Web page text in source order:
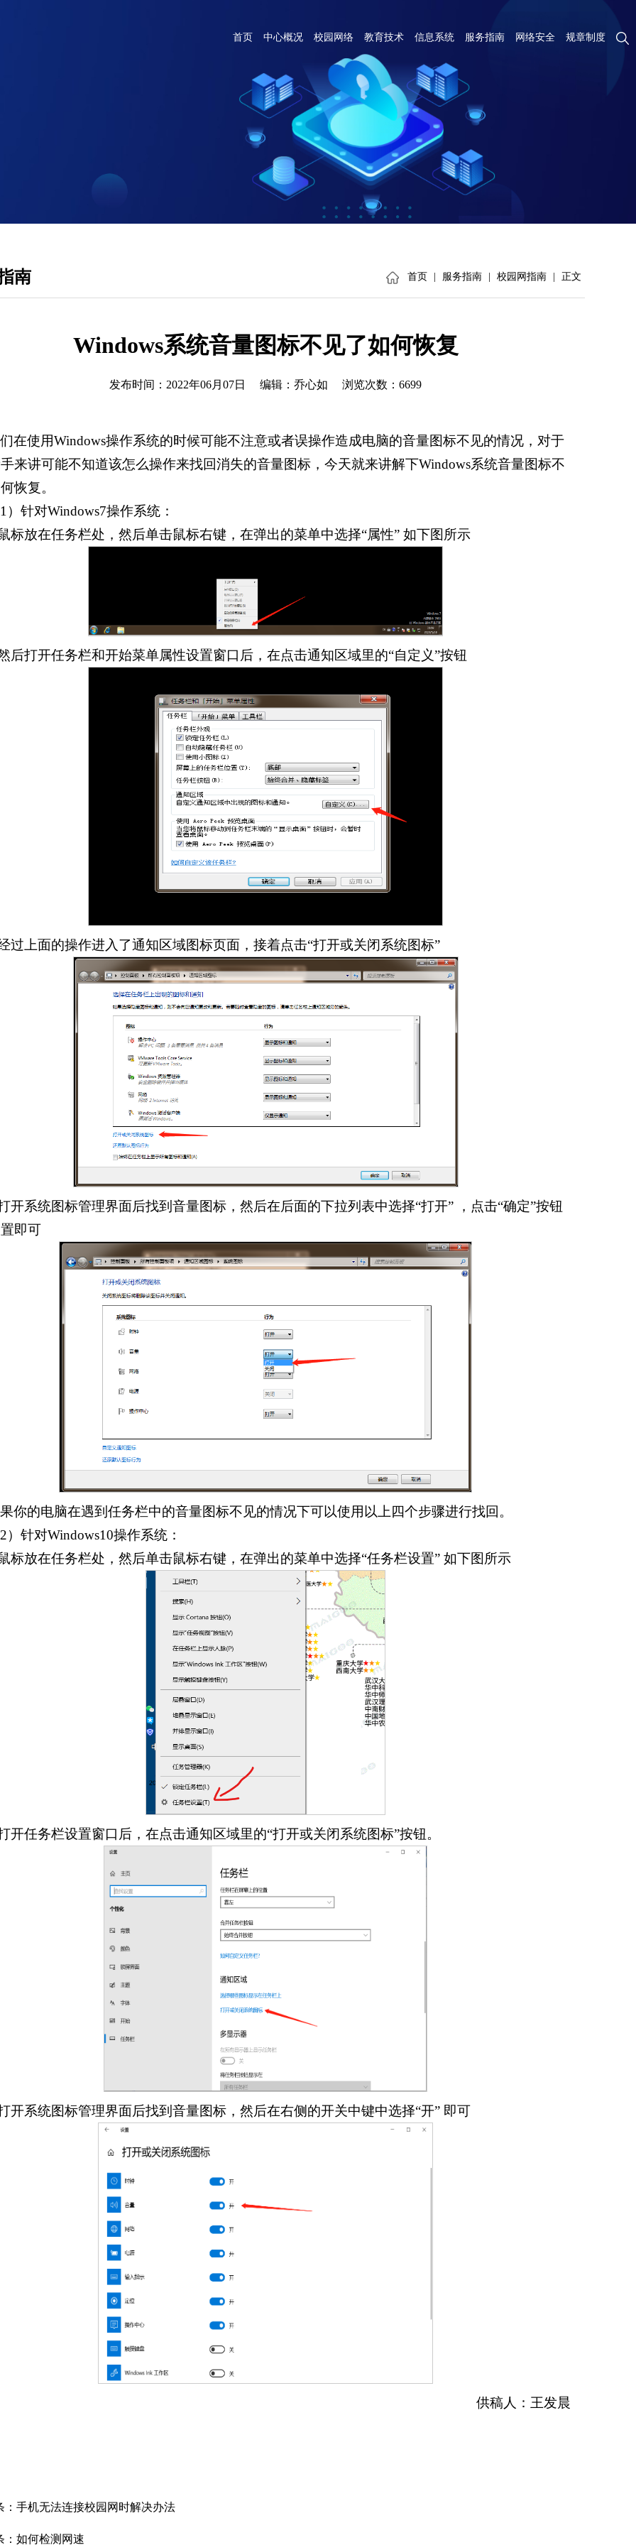
首页 中心概况 校园网络 教育技术 信息系统 服务指南 网络安全 规章制度
首页 服务指南 校园网指南 正文
南
Windows系统音量图标不见了如何恢复
发布时间：2022年06月07日 编辑：乔心如 浏览次数： 6699
在使用Windows操作系统的时候可能不注意或者误操作造成电脑的音量图标不见的情况，对于
来讲可能不知道该怎么操作来找回消失的音量图标，今天就来讲解下Windows系统音量图标不
恢复。
）针对Windows7操作系统：
标放在任务栏处，然后单击鼠标右键，在弹出的菜单中选择“属性” 如下图所示
后打开任务栏和开始菜单属性设置窗口后，在点击通知区域里的“自定义”按钮
过上面的操作进入了通知区域图标页面，接着点击“打开或关闭系统图标”
开系统图标管理界面后找到音量图标，然后在后面的下拉列表中选择“打开” ，点击“确定”按钮
即可
你的电脑在遇到任务栏中的音量图标不见的情况下可以使用以上四个步骤进行找回。
）针对Windows10操作系统：
标放在任务栏处，然后单击鼠标右键，在弹出的菜单中选择“任务栏设置” 如下图所示
开任务栏设置窗口后，在点击通知区域里的“打开或关闭系统图标”按钮。
开系统图标管理界面后找到音量图标，然后在右侧的开关中键中选择“开” 即可
供稿人：王发晨
手机无法连接校园网时解决办法
如何检测网速